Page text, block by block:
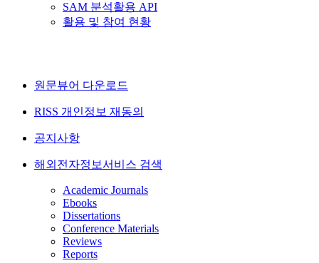
SAM 분석활용 API
활용 및 참여 현황
원문뷰어 다운로드
RISS 개인정보 재동의
공지사항
해외전자정보서비스 검색
Academic Journals
Ebooks
Dissertations
Conference Materials
Reviews
Reports